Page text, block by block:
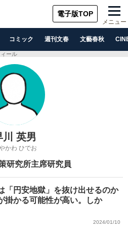
電子版TOP
メニュー
コミック 週刊文春 文藝春秋
ール
川 英男
かわ ひでお
研究所主席研究員
「円安地獄」を抜け出せるのか
掛かる可能性が高い。しか
2024/01/10